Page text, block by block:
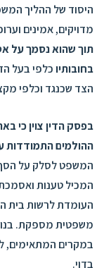
היסוד של ההליך
מדויקים, אמינים
תוך שהוא נסמך על
בחובותיוכלפי בעל
הצד שכנגד וכלפי
בפסק הדין צוין כי
ההולמים התמודדות
המשפט לסלק על
המכיל טענות
העומדת לרשות בית
משפטית מספקת.
במקרים המתאימים,
בדוי.